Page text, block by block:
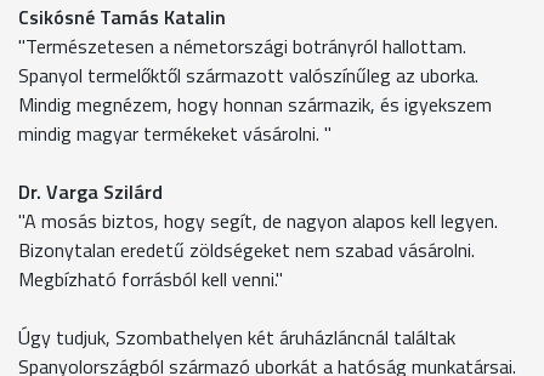
Csikósné Tamás Katalin
"Természetesen a németországi botrányról hallottam.
Spanyol termelőktől származott valószínűleg az uborka.
Mindig megnézem, hogy honnan származik, és igyekszem
mindig magyar termékeket vásárolni. "
Dr. Varga Szilárd
"A mosás biztos, hogy segít, de nagyon alapos kell legyen.
Bizonytalan eredetű zöldségeket nem szabad vásárolni.
Megbízható forrásból kell venni."
Úgy tudjuk, Szombathelyen két áruházláncnál találtak
Spanyolországból származó uborkát a hatóság munkatársai.